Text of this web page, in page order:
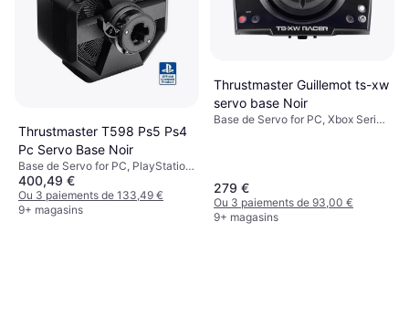
Thrustmaster T598 Ps5 Ps4
Pc Servo Base Noir
Base de Servo for PC, PlayStation
5
400,49 €
Ou 3 paiements de 133,49 €
9+ magasins
Thrustmaster Guillemot ts-xw
servo base Noir
Base de Servo for PC, Xbox Series
279 €
Ou 3 paiements de 93,00 €
9+ magasins